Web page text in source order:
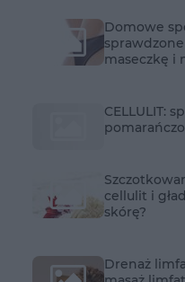
Domowe
maseczkę i
CELLULIT:
cellulit i
skórę?
Drenaż